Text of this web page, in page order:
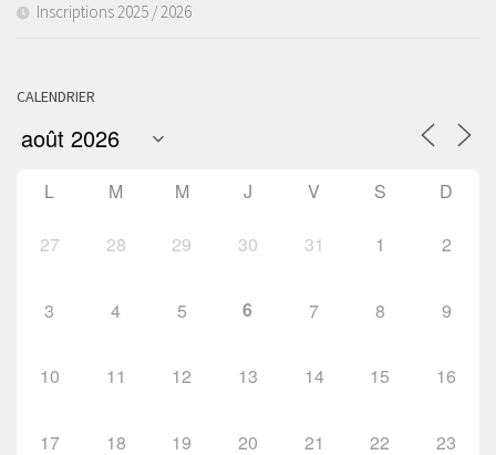
Inscriptions 2025 / 2026
CALENDRIER
L M M J V S D
27 28 29 30 31 1 2
3 4 5 6 7 8 9
10 11 12 13 14 15 16
17 18 19 20 21 22 23